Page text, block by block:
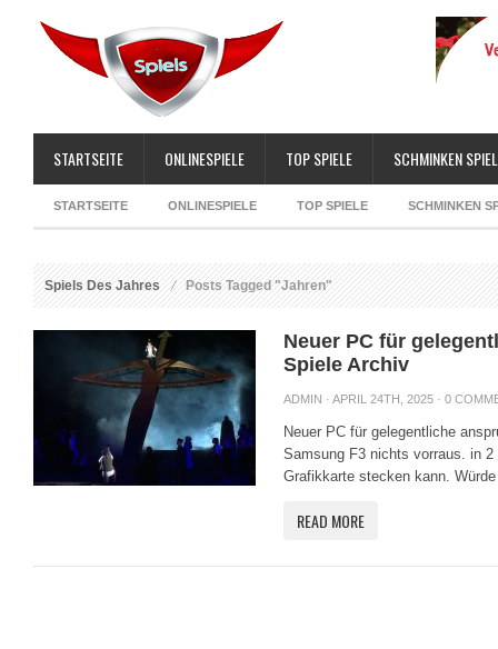
STARTSEITE ONLINESPIELE TOP SPIELE SCHMINKEN
STARTSEITE ONLINESPIELE TOP SPIELE SCHMINKEN
Spiels Des Jahres Posts Tagged "Jahren"
Neuer PC für
Spiele Archiv
ADMIN · APRIL 24TH, 2025 · 0
Neuer PC für gelegentliche
Samsung F3 nichts vorraus. in
Grafikkarte stecken kann.
READ MORE